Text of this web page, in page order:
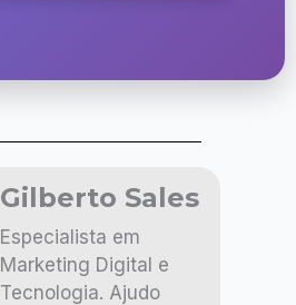
Gilberto Sales
Especialista em
Marketing Digital e
Tecnologia. Ajudo